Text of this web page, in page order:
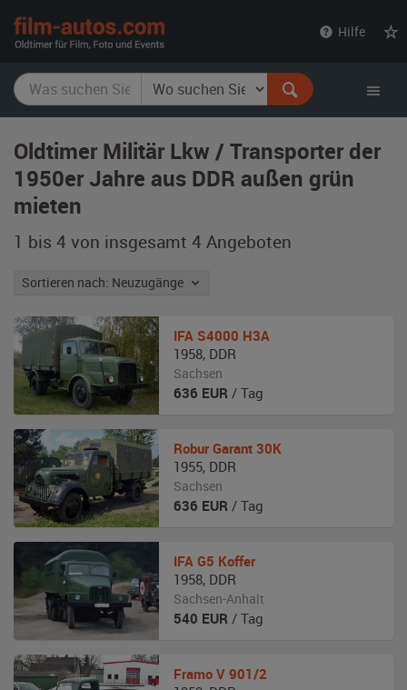
Hilfe
Oldtimer Militär Lkw / Transporter der
1950er Jahre aus DDR außen grün
mieten
1 bis 4 von insgesamt 4 Angeboten
Sortieren nach: Neuzugänge
IFA S4000 H3A
1958, DDR
Sachsen
636 EUR / Tag
Robur Garant 30K
1955, DDR
Sachsen
636 EUR / Tag
IFA G5 Koffer
1958, DDR
Sachsen-Anhalt
540 EUR / Tag
Framo V 901/2